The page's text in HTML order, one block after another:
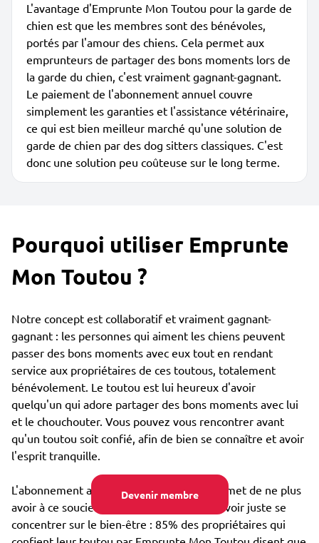
Devenir membre
L'avantage d'Emprunte Mon Toutou pour la garde de
chien est que les membres sont des bénévoles,
portés par l'amour des chiens. Cela permet aux
emprunteurs de partager des bons moments lors de
la garde du chien, c'est vraiment gagnant-gagnant.
Le paiement de l'abonnement annuel couvre
simplement les garanties et l'assistance vétérinaire,
ce qui est bien meilleur marché qu'une solution de
garde de chien par des dog sitters classiques. C'est
donc une solution peu coûteuse sur le long terme.
Pourquoi utiliser Emprunte
Mon Toutou ?
Notre concept est collaboratif et vraiment gagnant-
gagnant : les personnes qui aiment les chiens peuvent
passer des bons moments avec eux tout en rendant
service aux propriétaires de ces toutous, totalement
bénévolement. Le toutou est lui heureux d'avoir
quelqu'un qui adore partager des bons moments avec lui
et le chouchouter. Vous pouvez vous rencontrer avant
qu'un toutou soit confié, afin de bien se connaître et avoir
l'esprit tranquille.
L'abonnement annuel très bon marché permet de ne plus
avoir à ce soucier du coût de garde, et pouvoir juste se
concentrer sur le bien-être : 85% des propriétaires qui